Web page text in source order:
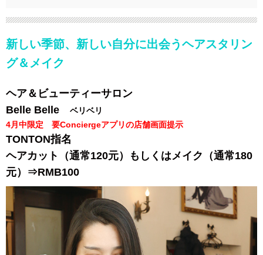
新しい季節、新しい自分に出会うヘアスタリン
グ＆メイク
ヘア＆ビューティーサロン
Belle Belle
ベリベリ
4月中限定 要Conciergeアプリの店舗画面提示
TONTON指名
ヘアカット（通常120元）もしくはメイク（通常180
元）⇒RMB100